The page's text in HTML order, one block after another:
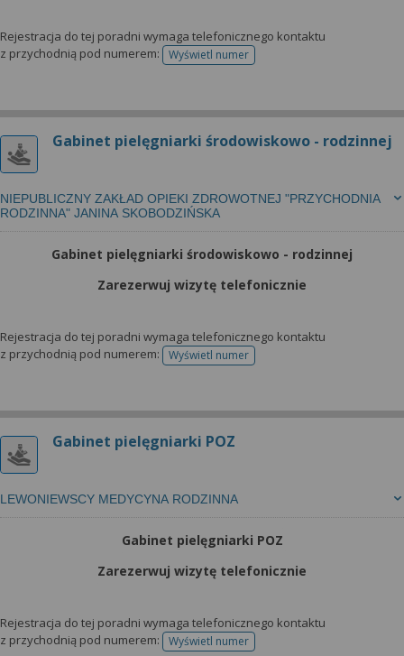
Rejestracja do tej poradni wymaga telefonicznego kontaktu
z przychodnią pod numerem:
Wyświetl numertelefonu do rejestracji
Gabinet pielęgniarki środowiskowo - rodzinnej
NIEPUBLICZNY ZAKŁAD OPIEKI ZDROWOTNEJ "PRZYCHODNIA
RODZINNA" JANINA SKOBODZIŃSKA
Gabinet pielęgniarki środowiskowo - rodzinnej
Zarezerwuj wizytę telefonicznie
Rejestracja do tej poradni wymaga telefonicznego kontaktu
z przychodnią pod numerem:
Wyświetl numertelefonu do rejestracji
Gabinet pielęgniarki POZ
LEWONIEWSCY MEDYCYNA RODZINNA
Gabinet pielęgniarki POZ
Zarezerwuj wizytę telefonicznie
Rejestracja do tej poradni wymaga telefonicznego kontaktu
z przychodnią pod numerem:
Wyświetl numertelefonu do rejestracji